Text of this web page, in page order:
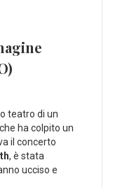
teatro di un
ha colpito un
il concerto
, è stata
ucciso e